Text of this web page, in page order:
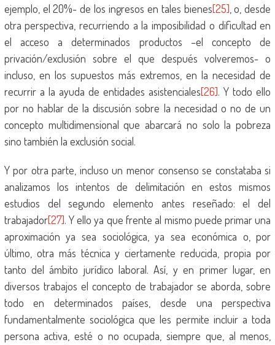
ejemplo, el 20%- de los ingresos en tales bienes[25] , o, desde
otra perspectiva, recurriendo a la imposibilidad o dificultad en
el acceso a determinados productos –el concepto de
privación/exclusión sobre el que después volveremos- o
incluso, en los supuestos más extremos, en la necesidad de
recurrir a la ayuda de entidades asistenciales[26]. Y todo ello
por no hablar de la discusión sobre la necesidad o no de un
concepto multidimensional que abarcará no solo la pobreza
sino también la exclusión social.
Y por otra parte, incluso un menor consenso se constataba si
analizamos los intentos de delimitación en estos mismos
estudios del segundo elemento antes reseñado: el del
trabajador[27]. Y ello ya que frente al mismo puede primar una
aproximación ya sea sociológica, ya sea económica o, por
último, otra más técnica y ciertamente reducida, propia por
tanto del ámbito jurídico laboral. Así, y en primer lugar, en
diversos trabajos el concepto de trabajador se aborda, sobre
todo en determinados países, desde una perspectiva
fundamentalmente sociológica que les permite incluir a toda
persona activa, esté o no ocupada, siempre que, al menos,